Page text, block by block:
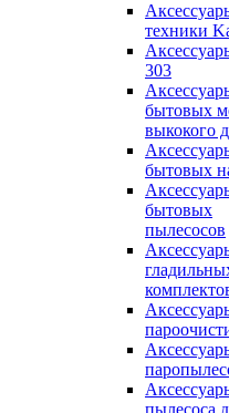
техники
303
бытовых
выкокого
бытовых
бытовых
пылесосов
пылесоса